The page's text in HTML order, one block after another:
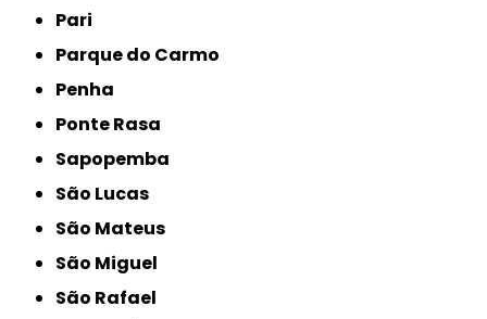
Pari
Parque do Carmo
Penha
Ponte Rasa
Sapopemba
São Lucas
São Mateus
São Miguel
São Rafael